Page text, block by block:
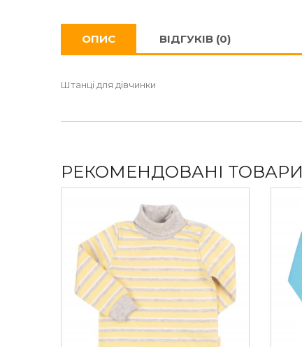
ОПИС ВІДГУКІВ (0)
Штанці для дівчинки
РЕКОМЕНДОВАНІ ТОВАРИ